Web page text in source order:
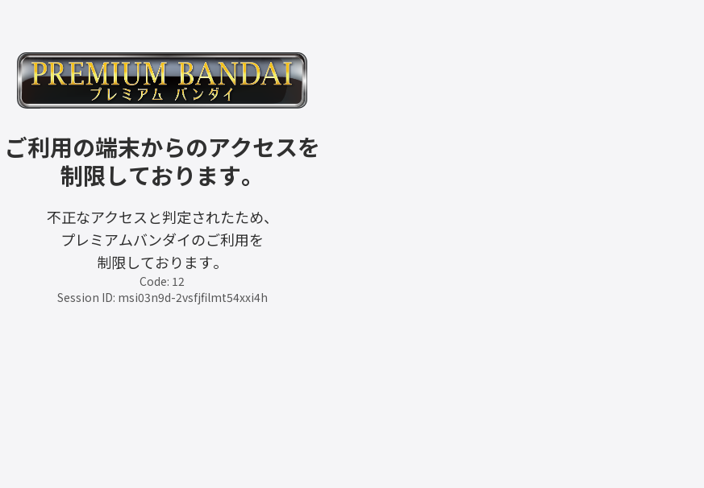
ご利用の端末からのアクセスを
制限しております。
不正なアクセスと判定されたため、
プレミアムバンダイのご利用を
制限しております。
Code: 12
Session ID: msi03n9d-2vsfjfilmt54xxi4h